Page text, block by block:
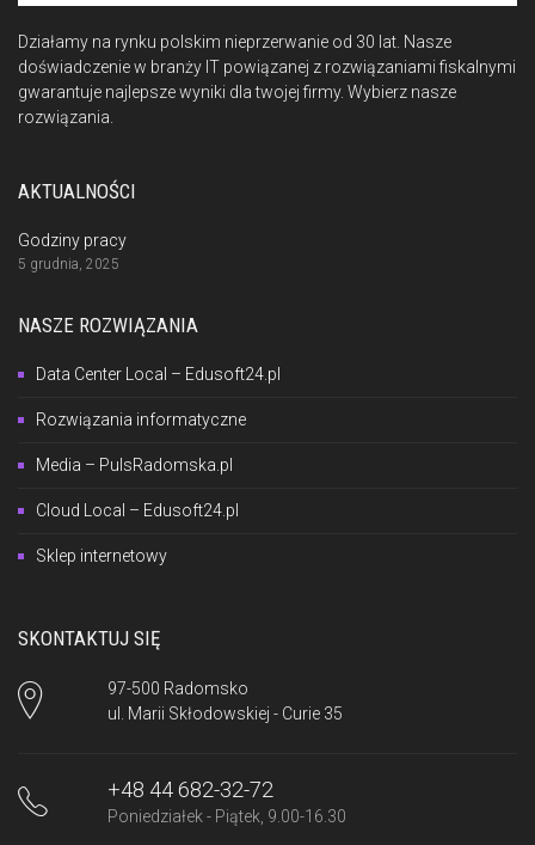
Działamy na rynku polskim nieprzerwanie od 30 lat. Nasze
doświadczenie w branży IT powiązanej z rozwiązaniami fiskalnymi
gwarantuje najlepsze wyniki dla twojej firmy. Wybierz nasze
rozwiązania.
AKTUALNOŚCI
Godziny pracy
5 grudnia, 2025
NASZE ROZWIĄZANIA
Data Center Local – Edusoft24.pl
Rozwiązania informatyczne
Media – PulsRadomska.pl
Cloud Local – Edusoft24.pl
Sklep internetowy
SKONTAKTUJ SIĘ
97-500 Radomsko
ul. Marii Skłodowskiej - Curie 35
+48 44 682-32-72
Poniedziałek - Piątek, 9.00-16.30